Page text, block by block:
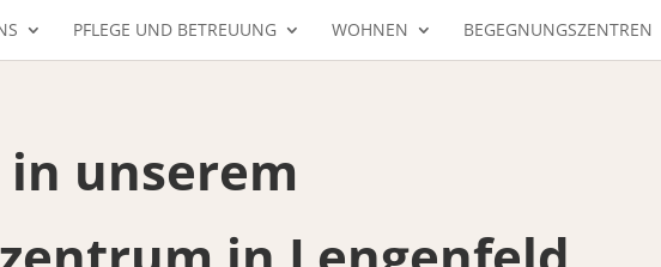
PFLEGE UND BETREUUNG WOHNEN BEGEGNUNGSZENTREN
unserem